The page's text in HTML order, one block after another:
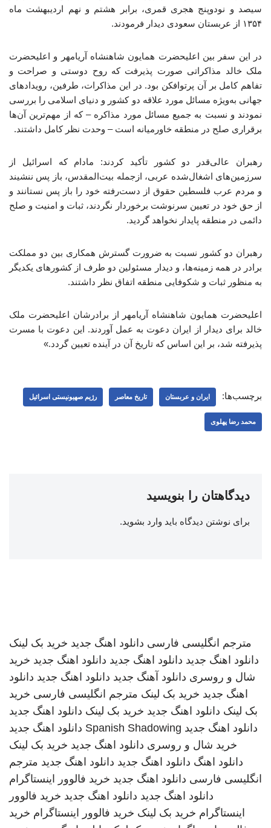
سیصد و نودوپنج هجری قمری، برابر هشتم و نهم اردیبهشت ماه
۱۳۵۴ از عربستان سعودی دیدار فرمودند.
در این سفر بین اعلیحضرت همایون شاهنشاه آریامهر و اعلیحضرت
ملک خالد مذاکراتی صورت پذیرفت که روح دوستی و صراحت و
تفاهم کامل بر آن پرتوافکن بود. در این مذاکرات، طرفین، رویدادهای
جهانی به‌ویژه مسائل مورد علاقه دو کشور و دنیای اسلامی را بررسی
نمودند و نسبت به جمیع مسائل مورد مذاکره – که از مهم‌ترین آن‌ها
برقراری صلح در منطقه خاورمیانه است – وحدت نظر کامل داشتند.
رهبران عالی‌قدر دو کشور تأکید کردند: مادام که اسرائیل از
سرزمین‌های اشغال‌شده عربی، ازجمله بیت‌المقدس، باز پس ننشیند
و مردم عرب فلسطین حقوق از دست‌رفته خود را باز پس نستانند و
از حق خود در تعیین سرنوشت برخوردار نگردند، ثبات و امنیت و صلح
دائمی در منطقه پایدار نخواهد گردید.
رهبران دو کشور نسبت به ضرورت گسترش همکاری بین دو مملکت
برادر در همه زمینه‌ها، و دیدار مسئولین دو طرف از کشورهای یکدیگر
به منظور ثبات و شکوفایی منطقه اتفاق نظر داشتند.
اعلیحضرت همایون شاهنشاه آریامهر از برادرشان اعلیحضرت ملک
خالد برای دیدار از ایران دعوت به عمل آوردند. این دعوت با مسرت
پذیرفته شد، بر این اساس که تاریخ آن در آینده تعیین گردد.»
برچسب‌ها: ایران و عربستان تاریخ معاصر رژیم صهیونیستی اسرائیل
محمد رضا پهلوی
دیدگاهتان را بنویسید
برای نوشتن دیدگاه باید وارد بشوید.
مترجم انگلیسی فارسی دانلود اهنگ جدید خرید بک لینک
دانلود اهنگ جدید دانلود اهنگ جدید دانلود اهنگ جدید خرید
شال و روسری دانلود آهنگ جدید دانلود اهنگ جدید دانلود
اهنگ جدید خرید بک لینک مترجم انگلیسی فارسی خرید
بک لینک دانلود اهنگ جدید خرید بک لینک دانلود اهنگ جدید
دانلود اهنگ جدید Spanish Shadowing دانلود اهنگ جدید
خرید شال و روسری دانلود اهنگ جدید خرید بک لینک
دانلود اهنگ دانلود اهنگ جدید دانلود اهنگ جدید مترجم
انگلیسی فارسی دانلود اهنگ جدید خرید فالوور اینستاگرام
دانلود اهنگ جدید دانلود اهنگ جدید خرید فالوور
اینستاگرام خرید بک لینک خرید فالوور اینستاگرام خرید